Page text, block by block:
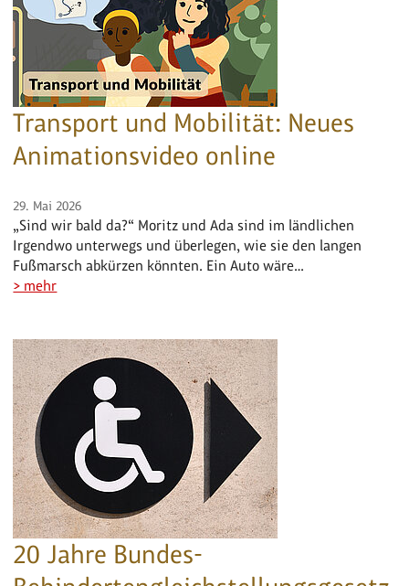
Transport und Mobilität: Neues
Animationsvideo online
29. Mai 2026
„Sind wir bald da?“ Moritz und Ada sind im ländlichen
Irgendwo unterwegs und überlegen, wie sie den langen
Fußmarsch abkürzen könnten. Ein Auto wäre…
> mehr
20 Jahre Bundes-